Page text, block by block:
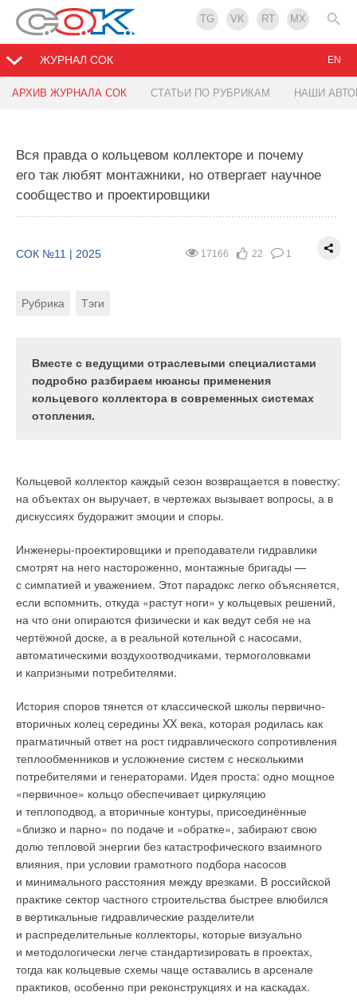
TG VK RT MX
ЖУРНАЛ СОК
АРХИВ ЖУРНАЛА СОК СТАТЬИ ПО РУБРИКАМ НАШИ
EN
Вся правда о кольцевом коллекторе и почему
его так любят монтажники, но отвергает научное
сообщество и проектировщики
17166 22 1
СОК №11 | 2025
Рубрика Тэги
Вместе с ведущими отраслевыми специалистами
подробно разбираем нюансы применения
кольцевого коллектора в современных системах
отопления.
Кольцевой коллектор каждый сезон возвращается в повестку:
на объектах он выручает, в чертежах вызывает вопросы, а в
дискуссиях будоражит эмоции и споры.
Инженеры-проектировщики и преподаватели гидравлики
смотрят на него настороженно, монтажные бригады —
с симпатией и уважением. Этот парадокс легко объясняется,
если вспомнить, откуда «растут ноги» у кольцевых решений,
на что они опираются физически и как ведут себя не на
чертёжной доске, а в реальной котельной с насосами,
автоматическими воздухоотводчиками, термоголовками
и капризными потребителями.
История споров тянется от классической школы первично-
вторичных колец середины XX века, которая родилась как
прагматичный ответ на рост гидравлического сопротивления
теплообменников и усложнение систем с несколькими
потребителями и генераторами. Идея проста: одно мощное
«первичное» кольцо обеспечивает циркуляцию
и теплоподвод, а вторичные контуры, присоединённые
«близко и парно» по подаче и «обратке», забирают свою
долю тепловой энергии без катастрофического взаимного
влияния, при условии грамотного подбора насосов
и минимального расстояния между врезками. В российской
практике сектор частного строительства быстрее влюбился
в вертикальные гидравлические разделители
и распределительные коллекторы, которые визуально
и методологически легче стандартизировать в проектах,
тогда как кольцевые схемы чаще оставались в арсенале
практиков, особенно при реконструкциях и на каскадах.
для прогнозирования теплопотребления
СОК №11 | 2025
Рубрика Тэги
УДК 621.1.016. Научная
конфигурации искусственной
нейронной сети для
прогнозирования
теплопотребления
Сергей Вадимович Гужов
Андреевич
Арбатский, к.т.н.,
генеральный директор ООО
«НИИ «Энергоэффективных
технологий микроклимата»;
директора по учебной работе
энергетики (ИТАЭ) НИУ «МЭИ»;
Олеся Евгеньевна Романова,
студент, НИУ «МЭИ»;Анна
Сорокина
, студент,
НИУ «МЭИ»
Приведён обзор структур
искусственных нейронных
сетей (ИНС), применяющихся
для прогнозирования спроса
Отмечено, что по сравнению
с моделями RBF, TSA-RBF и LSTM
эффективность предсказания
гибридной модели выше.
Показано, что для ряда задач
в области прогнозирования
спроса на энергетические
ресурсы целесообразно
применение
специализированного класса
свёрточных искусственных
нейронных сетей, снижающих
показатель статической
ошибки дополнительно на 2,0–
2,5%. Для dataset по объекту
образовательного назначения,
расположенному в зоне
приведено девять входных
факторов, объём выборки по
96 строк. Проведён расчёт
показателей качества
регулирования АСУ для САР
отдельно с ПИ-регулятором
configuration of artificial neural
network for predicting heat
consumption
Sergey V. Guzhov
General Director of the «Research
Institute of Energy-Efficient
Microclimate Technologies», LLC;
Elena V. Krylova
of the Institute Thermal and Nuclear
Power Engineering of the NRU
«MPEI«;Olesya E. Romanova
student, NRU «MPEI«;Anna O.
Sorokina , student, NRU «MPEI»
An overview of the structures of
artificial neural networks used to
predict demand for energy
resources is given. It is noted that
higher. It is shown that for a number
demand for energy resources, it is
advisable to use a specialized
neural networks that reduce the
static error rate by an additional
2.0–2. 5%. For a dataset on an
educational facility located in the
temperate climate zone of Moscow,
nine input factors are given, the
sample size for each factor is 96
lines. The calculation of the quality
indicators of the regulation of an
automated control system for an
automatic control system
separately with a PI controller and
with a neurocontroller is carried
out. It is shown that a system with a
neurocontroller is more effective
than a system with a PI controller.
Key words : heat supply system,